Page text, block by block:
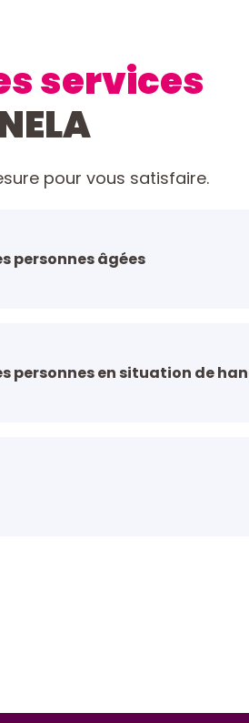
services
pour vous satisfaire.
personnes âgées
personnes en situation de